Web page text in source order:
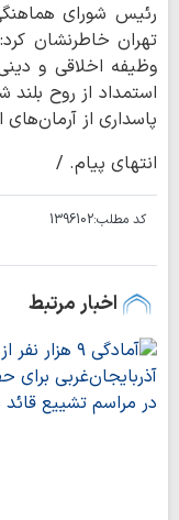
رئیس شورای
تهران خاطرنشان
وظیفه اخلاقی و
استمداد از روح
پاسداری از آرمان‌های
انتهای پیام. /
کد مطلب:1396102
اخبار مرتبط